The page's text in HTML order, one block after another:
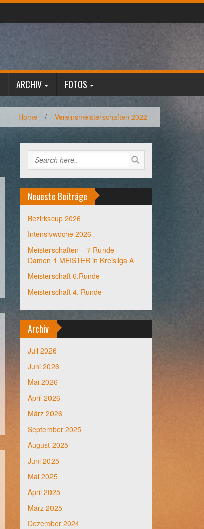
ARCHIV FOTOS
Home / Vereinsmeisterschaften 2022
Neueste Beiträge
Bezirkscup 2026
Intensivwoche 2026
Meisterschaften – 7 Runde –
Damen 1 MEISTER in Kreisliga A
Meisterschaft 6.Runde
Meisterschaft 4. Runde
Archiv
Juli 2026
Juni 2026
Mai 2026
April 2026
März 2026
September 2025
August 2025
Juni 2025
Mai 2025
April 2025
März 2025
Dezember 2024